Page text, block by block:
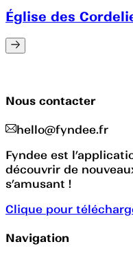
Église des
Nous contacter
hello@fyndee.fr
Fyndee est
découvrir de
s’amusant !
Clique pour
Navigation